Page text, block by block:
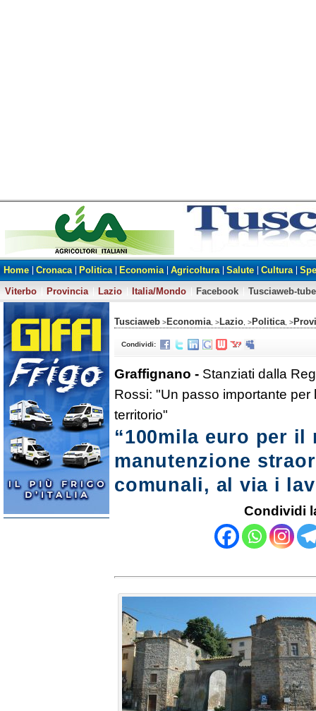
Home Cronaca Politica Economia Agricoltura Salute Cultura
Viterbo
Provincia Lazio Italia/Mondo Facebook Tusciaweb-tube
Tusciaweb >Economia , >Lazio , >Politica , >
Condividi:
Graffignano - Stanziati dalla
Rossi: "Un passo importante
territorio"
“100mila euro per il
manutenzione
comunali, al via i
Condividi